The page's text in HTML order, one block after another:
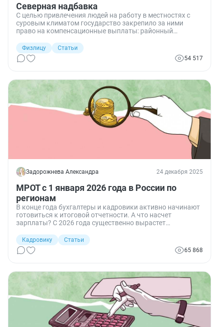
Северная надбавка
С целью привлечения людей на работу в местностях с
суровым климатом государство закрепило за ними
право на компенсационные выплаты: районный
Выясним, в каком размере производятся эти выплаты в
2025 году и кто на них вправе рассчитывать?
Физлицу
Статьи
54 517
Задорожнева Александра 24 декабря 2025
МРОТ с 1 января 2026 года в России по
регионам
В конце года бухгалтеры и кадровики активно начинают
готовиться к итоговой отчетности. А что насчет
зарплаты? С 2026 года существенно вырастет
зарплата некоторых работников. Рассказываем, на что
повлияет увеличение МРОТ, что делать работодателям в
связи с этим ростом и как узнать МРОТ в своем регионе.
Кадровику
Статьи
65 868